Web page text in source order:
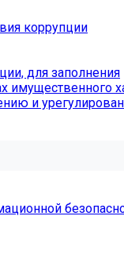
коррупции
для заполнения
имущественного
и